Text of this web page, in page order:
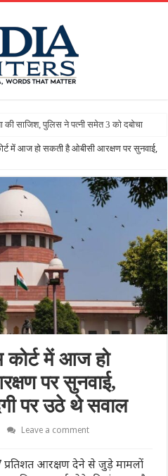
में आज हो सकती है ओबीसी आरक्षण पर सुनवाई,
कोर्ट में आज हो
पर सुनवाई,
पर उठे थे सवाल
Leave a comment
आरक्षण देने से जुड़े मामलों